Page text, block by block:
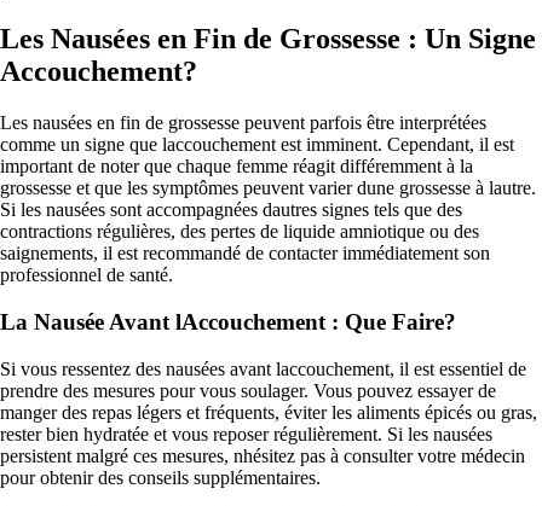
Les Nausées en Fin de Grossesse : Un Signe
Accouchement?
Les nausées en fin de grossesse peuvent parfois être interprétées
comme un signe que laccouchement est imminent. Cependant, il est
important de noter que chaque femme réagit différemment à la
grossesse et que les symptômes peuvent varier dune grossesse à lautre.
Si les nausées sont accompagnées dautres signes tels que des
contractions régulières, des pertes de liquide amniotique ou des
saignements, il est recommandé de contacter immédiatement son
professionnel de santé.
La Nausée Avant lAccouchement : Que Faire?
Si vous ressentez des nausées avant laccouchement, il est essentiel de
prendre des mesures pour vous soulager. Vous pouvez essayer de
manger des repas légers et fréquents, éviter les aliments épicés ou gras,
rester bien hydratée et vous reposer régulièrement. Si les nausées
persistent malgré ces mesures, nhésitez pas à consulter votre médecin
pour obtenir des conseils supplémentaires.